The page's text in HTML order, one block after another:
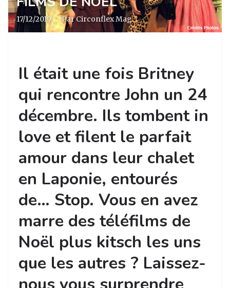
17/12/2019 · Par Circonflex Mag
Il était une fois Britney
qui rencontre John un 24
décembre. Ils tombent in
love et filent le parfait
amour dans leur chalet
en Laponie, entourés
de… Stop. Vous en avez
marre des téléfilms de
Noël plus kitsch les uns
que les autres ? Laissez-